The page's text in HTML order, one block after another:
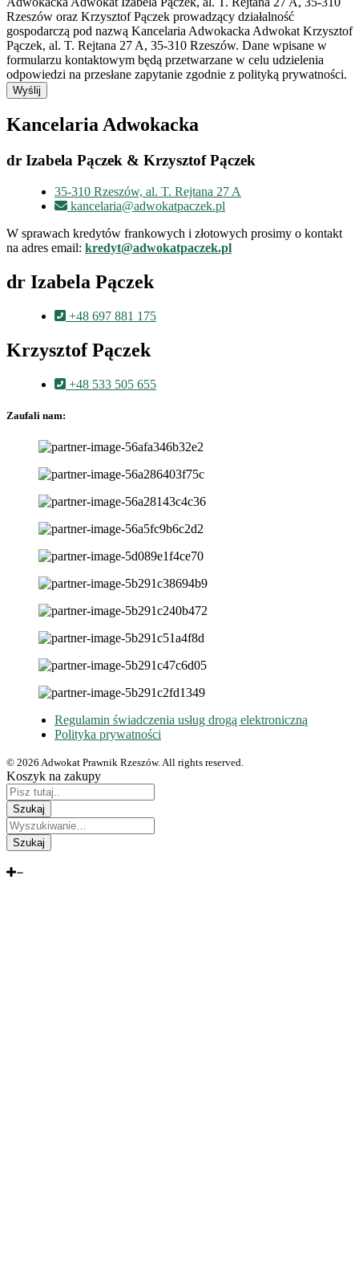
Rzeszów oraz Krzysztof Pączek prowadzący działalność
gospodarczą pod nazwą Kancelaria Adwokacka Adwokat Krzysztof
Pączek, al. T. Rejtana 27 A, 35-310 Rzeszów. Dane wpisane w
formularzu kontaktowym będą przetwarzane w celu udzielenia
odpowiedzi na przesłane zapytanie zgodnie z polityką prywatności.
Wyślij
Kancelaria Adwokacka
dr Izabela Pączek & Krzysztof Pączek
35-310 Rzeszów, al. T. Rejtana 27 A
kancelaria@adwokatpaczek.pl
W sprawach kredytów frankowych i złotowych prosimy o kontakt
na adres email: kredyt@adwokatpaczek.pl
dr Izabela Pączek
+48 697 881 175
Krzysztof Pączek
+48 533 505 655
Zaufali nam:
Regulamin świadczenia usług drogą elektroniczną
Polityka prywatności
© 2026 Adwokat Prawnik Rzeszów. All rights reserved.
Koszyk na zakupy